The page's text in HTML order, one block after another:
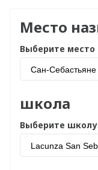
Место
Выберите место
Сан-Себастьяне
школа
Выберите школу
Lacunza San